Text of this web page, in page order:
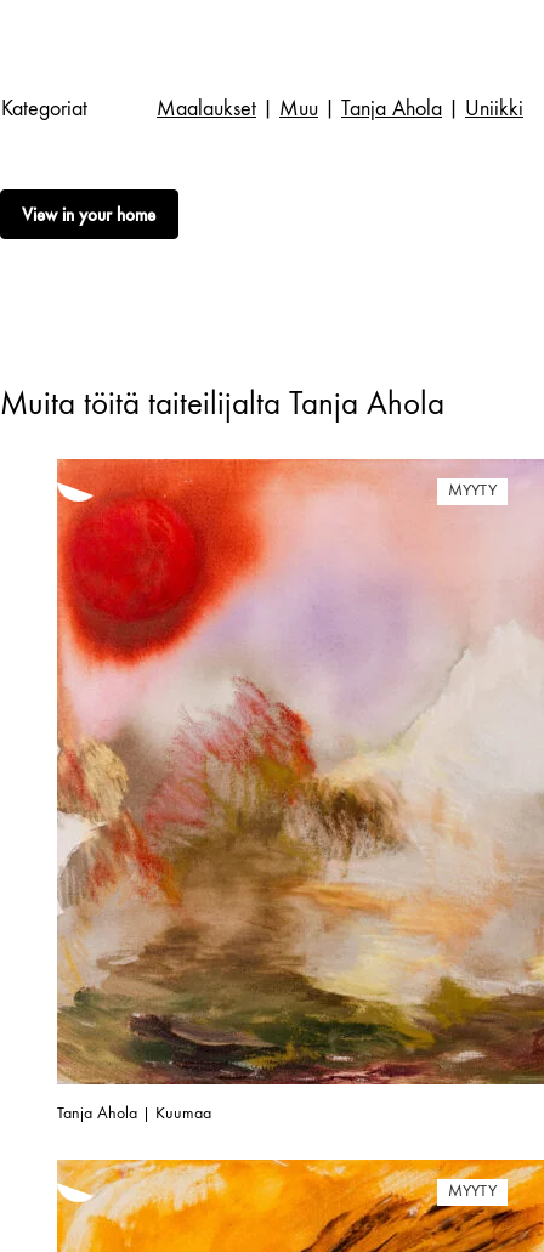
Kategoriat Maalaukset Muu Tanja Ahola Uniikki
View in your home
Muita töitä taiteilijalta Tanja Ahola
MYYTY
Tanja Ahola | Kuumaa
MYYTY